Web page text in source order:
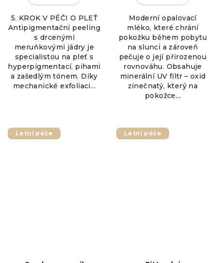
5. KROK V PÉČI O PLEŤ
Antipigmentační peeling
s drcenými
meruňkovými jádry je
specialistou na pleť s
hyperpigmentací, pihami
a zašedlým tónem. Díky
mechanické exfoliaci...
Moderní opalovací
mléko, které chrání
pokožku během pobytu
na slunci a zároveň
pečuje o její přirozenou
rovnováhu. Obsahuje
minerální UV filtr – oxid
zinečnatý, který na
pokožce...
Letní péče Letní péče